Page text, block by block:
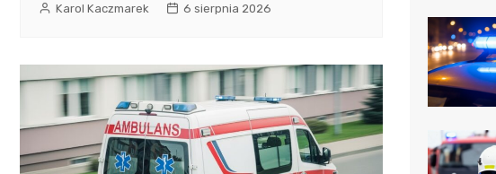
Karol Kaczmarek 6 sierpnia 2026